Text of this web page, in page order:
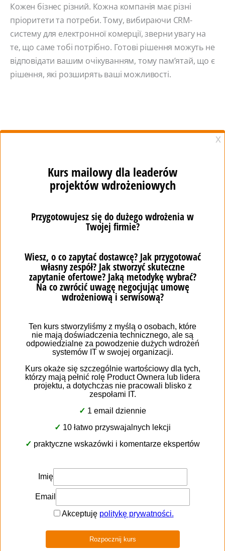
Кожен бізнес різний. Кожна компанія має різні
пріоритети та потреби. Тому, вибираючи CRM-
систему для електронної комерції, зверни увагу на
те, що саме тобі потрібно. Готові рішення можуть не
відповідати вашим очікуванням, тому пам’ятай, що є
рішення, які розширять ваші можливості.
Системи з відкритим кодом можуть стати для тебе
рішенням. Налаштуй систему та функції на свій
розсуд. Таке рішення стане хорошою
немає місця для змін.
Якнайшвидше залучення клієнтів буде великим
ними варто подумати з самого початку.82% клієнтів
змінюють улюблені бренди через низьку якість
обслуговування. Тому з самого початку майте на
увазі хороші стосунки та контакт із клієнтом.